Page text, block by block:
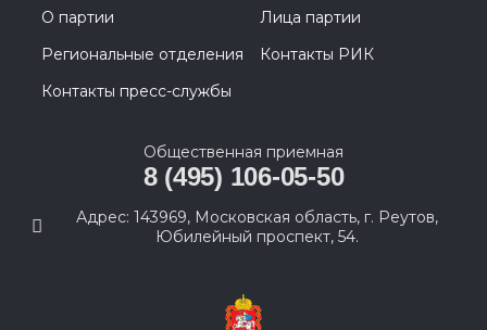
О партии
Лица партии
Региональные отделения
Контакты РИК
Контакты пресс-службы
Общественная приемная
8 (495) 106-05-50
Адрес: 143969, Московская область, г. Реутов,
Юбилейный проспект, 54.